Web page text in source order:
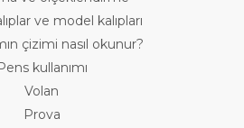
ve model kalıpları
çizimi nasıl okunur?
kullanımı
Volan
Prova